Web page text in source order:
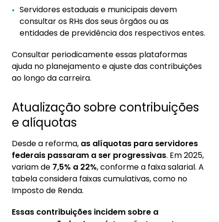
Servidores estaduais e municipais devem
consultar os RHs dos seus órgãos ou as
entidades de previdência dos respectivos entes.
Consultar periodicamente essas plataformas
ajuda no planejamento e ajuste das contribuições
ao longo da carreira.
Atualização sobre contribuições
e alíquotas
Desde a reforma, as alíquotas para servidores
federais passaram a ser progressivas. Em 2025,
variam de 7,5% a 22%, conforme a faixa salarial. A
tabela considera faixas cumulativas, como no
Imposto de Renda.
Essas contribuições incidem sobre a